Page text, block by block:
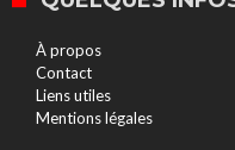
À propos
Contact
Liens utiles
Mentions légales